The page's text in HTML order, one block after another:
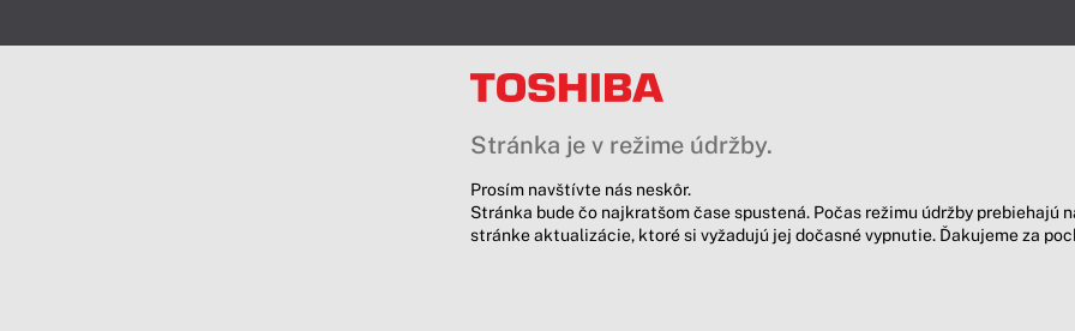
Stránka je v režime údržby.
Prosím navštívte nás neskôr.
Stránka bude čo najkratšom čase spustená. Počas režimu údržby prebiehajú
stránke aktualizácie, ktoré si vyžadujú jej dočasné vypnutie. Ďakujeme za